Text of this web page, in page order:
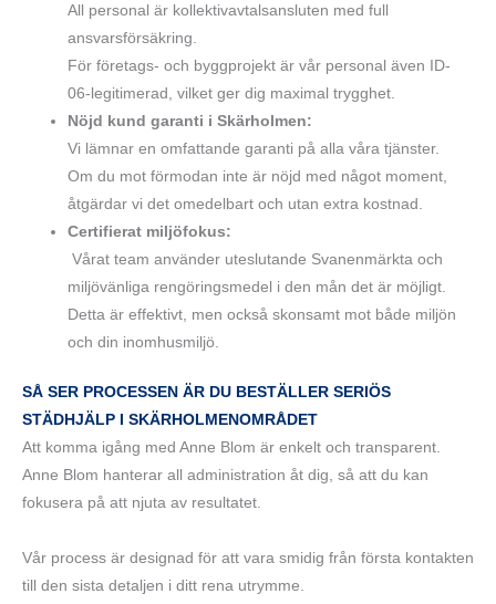
All personal är kollektivavtalsansluten med full
ansvarsförsäkring.
För företags- och byggprojekt är vår personal även ID-
06-legitimerad, vilket ger dig maximal trygghet.
Nöjd kund garanti i Skärholmen:
Vi lämnar en omfattande garanti på alla våra tjänster.
Om du mot förmodan inte är nöjd med något moment,
åtgärdar vi det omedelbart och utan extra kostnad.
Certifierat miljöfokus:
Vårat team använder uteslutande Svanenmärkta och
miljövänliga rengöringsmedel i den mån det är möjligt.
Detta är effektivt, men också skonsamt mot både miljön
och din inomhusmiljö.
SÅ SER PROCESSEN ÄR DU BESTÄLLER SERIÖS
STÄDHJÄLP I SKÄRHOLMENOMRÅDET
Att komma igång med Anne Blom är enkelt och transparent.
Anne Blom hanterar all administration åt dig, så att du kan
fokusera på att njuta av resultatet.
Vår process är designad för att vara smidig från första kontakten
till den sista detaljen i ditt rena utrymme.